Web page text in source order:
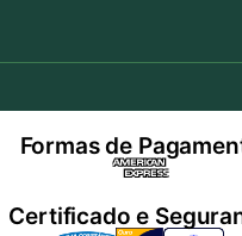
Formas de
Certificado e